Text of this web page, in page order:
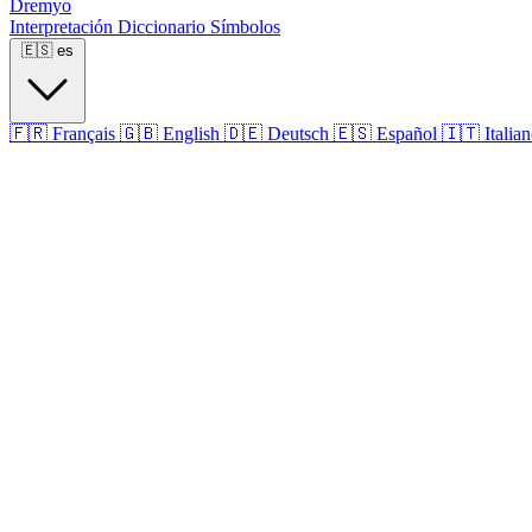
Dremyo
Interpretación Diccionario Símbolos
🇪🇸 es
🇫🇷 Français 🇬🇧 English 🇩🇪 Deutsch 🇪🇸 Español 🇮🇹